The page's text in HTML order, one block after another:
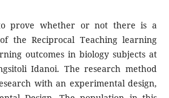
prove whether or not there is a
the Reciprocal Teaching learning
outcomes in biology subjects at
Idanoi. The research method
with an experimental design,